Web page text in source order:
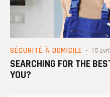
SÉCURITÉ À DOMICILE 15
SEARCHING FOR THE
YOU?